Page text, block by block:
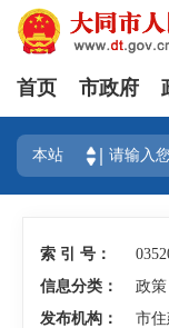
首页 市政府
本站
索 引 号：
信息分类：
政策
发布机构：
市